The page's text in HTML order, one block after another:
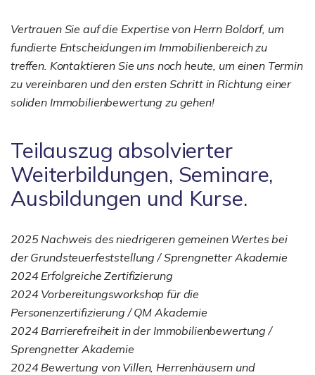
Vertrauen Sie auf die Expertise von Herrn Boldorf, um
fundierte Entscheidungen im Immobilienbereich zu
treffen. Kontaktieren Sie uns noch heute, um einen Termin
zu vereinbaren und den ersten Schritt in Richtung einer
soliden Immobilienbewertung zu gehen!
Teilauszug absolvierter
Weiterbildungen, Seminare,
Ausbildungen und Kurse.
2025 Nachweis des niedrigeren gemeinen Wertes bei
der Grundsteuerfeststellung / Sprengnetter Akademie
2024 Erfolgreiche Zertifizierung
2024 Vorbereitungsworkshop für die
Personenzertifizierung / QM Akademie
2024 Barrierefreiheit in der Immobilienbewertung /
Sprengnetter Akademie
2024 Bewertung von Villen, Herrenhäusern und